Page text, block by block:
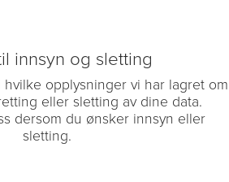
innsyn og sletting
opplysninger vi har lagret om
eller sletting av dine data.
dersom du ønsker innsyn eller
sletting.